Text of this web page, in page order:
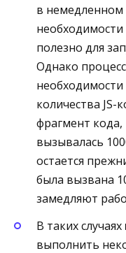
в немедленном
полезно для
Однако
количества
фрагмент
вызывалась
остается
была вызвана
замедляют
В таких случаях
выполнить